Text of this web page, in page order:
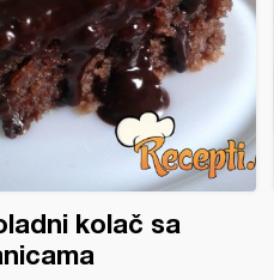
kolač sa